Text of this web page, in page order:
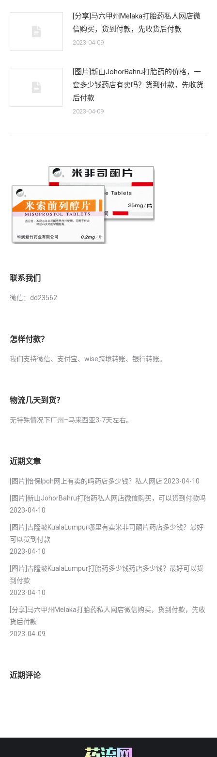
[分享]马六甲州Melaka打胎药私人网店微
信购买，货到付款，先收货后付款
2023-04-09
[图片]新山JohorBahru打胎药的价格，一
套多少钱药店有卖吗？货到付款，先收货
后付款
2023-04-09
联系我们
微信：dd23562
怎样付款？
我们支持微信、支付宝、wise跨境转账、银行转账。
物流几天到货？
无特殊情况下广州–马来西亚3-7天左右。
近期文章
[图片]怡保lpoh网上有卖的吗药店多少钱？私人网店 2023-04-10
[图片]新山JohorBahru打胎药私人网店微信购买，可以货到付款吗
2023-04-10
[图片]吉隆坡KualaLumpur哪里有卖米非司酮片药店多少钱？最好
可以货到付款
2023-04-10
[图片]吉隆坡KualaLumpur打胎药多少钱药店多少钱？最好可以货
到付款
2023-04-10
[分享]马六甲州Melaka打胎药私人网店微信购买，货到付款，先收
货后付款
2023-04-09
近期评论